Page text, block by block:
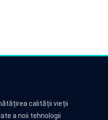
calității vieții
a noii tehnologii